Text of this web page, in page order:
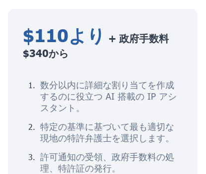
$110より
+ 政府手数料
$340から
数分以内に詳細な割り当てを作成
するのに役立つ AI 搭載の IP アシ
スタント。
特定の基準に基づいて最も適切な
現地の特許弁護士を選択します。
許可通知の受領、政府手数料の処
理、特許証の発行。